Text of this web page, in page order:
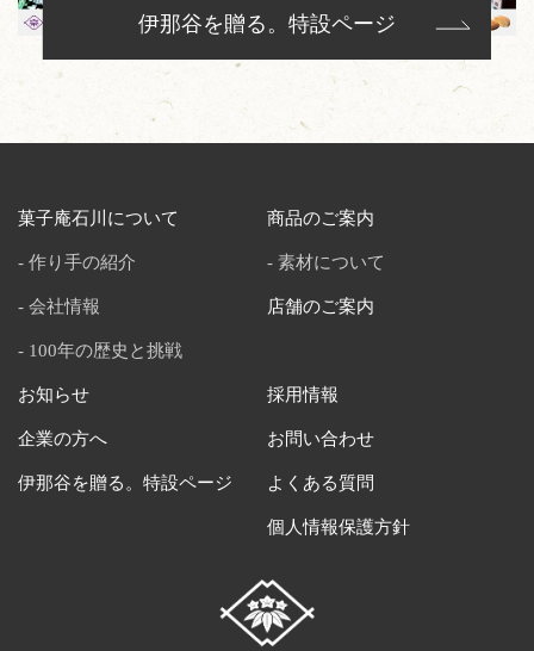
伊那谷を贈る。特設ページ
菓子庵石川について
作り手の紹介
会社情報
100年の歴史と挑戦
商品のご案内
素材について
店舗のご案内
お知らせ
企業の方へ
伊那谷を贈る。特設ページ
採用情報
お問い合わせ
よくある質問
個人情報保護方針